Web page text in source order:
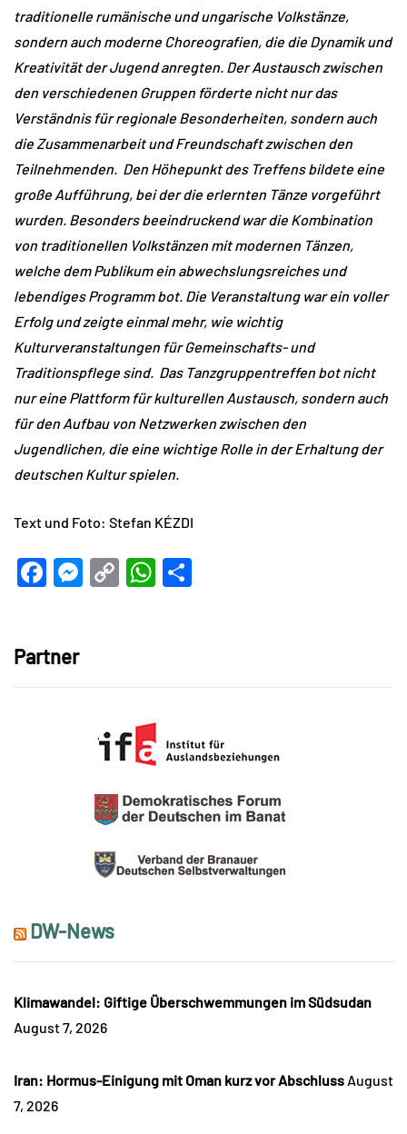
traditionelle rumänische und ungarische Volkstänze,
sondern auch moderne Choreografien, die die Dynamik und
Kreativität der Jugend anregten. Der Austausch zwischen
den verschiedenen Gruppen förderte nicht nur das
Verständnis für regionale Besonderheiten, sondern auch
die Zusammenarbeit und Freundschaft zwischen den
Teilnehmenden. Den Höhepunkt des Treffens bildete eine
große Aufführung, bei der die erlernten Tänze vorgeführt
wurden. Besonders beeindruckend war die Kombination
von traditionellen Volkstänzen mit modernen Tänzen,
welche dem Publikum ein abwechslungsreiches und
lebendiges Programm bot. Die Veranstaltung war ein voller
Erfolg und zeigte einmal mehr, wie wichtig
Kulturveranstaltungen für Gemeinschafts- und
Traditionspflege sind. Das Tanzgruppentreffen bot nicht
nur eine Plattform für kulturellen Austausch, sondern auch
für den Aufbau von Netzwerken zwischen den
Jugendlichen, die eine wichtige Rolle in der Erhaltung der
deutschen Kultur spielen.
Text und Foto: Stefan KÉZDI
Facebook
Messenger
CopyWhatsApp
Partner
DW-News
Klimawandel: Giftige Überschwemmungen im Südsudan
August 7, 2026
Iran: Hormus-Einigung mit Oman kurz vor Abschluss August
7, 2026